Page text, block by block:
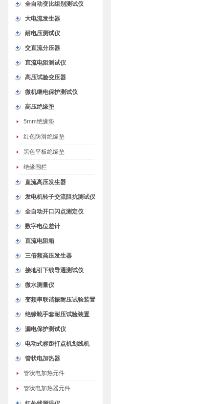
全自动变比组别测试仪
大电流发生器
耐电压测试仪
交直流分压器
直流电阻测试仪
高压试验变压器
微机继电保护测试仪
高压绝缘垫
5mm绝缘垫
红色防滑绝缘垫
黑色平板绝缘垫
绝缘围栏
直流高压发生器
发电机转子交流阻抗测试仪
全自动开口闪点测定仪
数字电位差计
直流电阻箱
三倍频高压发生器
接地引下线导通测试仪
微水测量仪
变频串联谐振耐压试验装置
绝缘靴手套耐压试验装置
漏电保护测试仪
电动式标距打点机划线机
管状电加热器
管状电加热元件
管状电加热器元件